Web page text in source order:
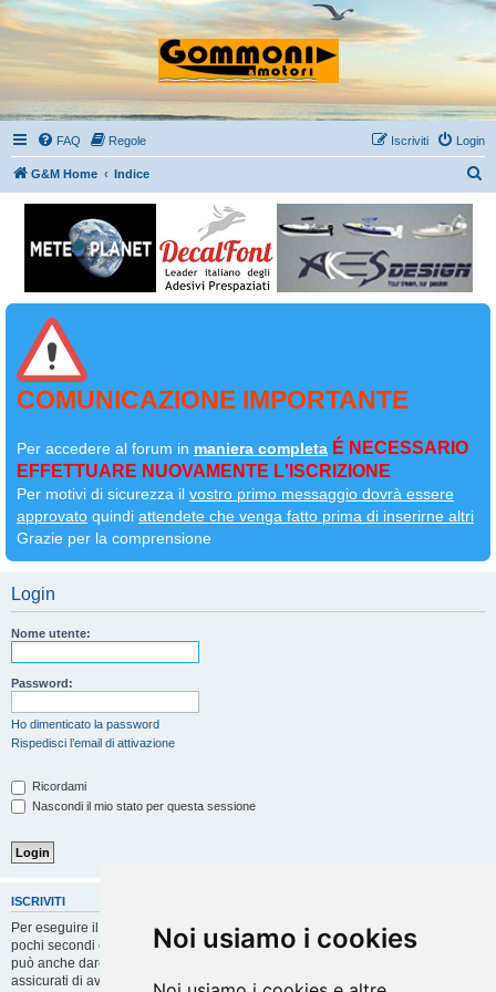
Noi usiamo i cookies
FAQ Regole Login
Iscriviti
G&M Home Indice
COMUNICAZIONE IMPORTANTE
Per accedere al forum in maniera completa É NECESSARIO
EFFETTUARE NUOVAMENTE L'ISCRIZIONE
Per motivi di sicurezza il vostro primo messaggio dovrà essere
approvato quindi attendete che venga fatto prima di inserirne altri
Grazie per la comprensione
Login
Nome utente:
Password:
Ho dimenticato la password
Rispedisci l’email di attivazione
Ricordami
Nascondi il mio stato per questa sessione
ISCRIVITI
Per eseguire il login devi essere registrato. La registrazione richiede solo
pochi secondi e garantisce l’accesso alle funzioni avanzate. L’amministratore
può anche dare permessi speciali agli utenti. Prima di eseguire il login
assicurati di aver letto i termini d’uso e le varie regole.